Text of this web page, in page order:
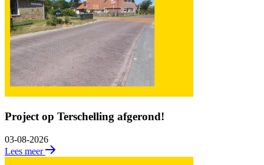
Project op Terschelling afgerond!
03-08-2026
Lees meer